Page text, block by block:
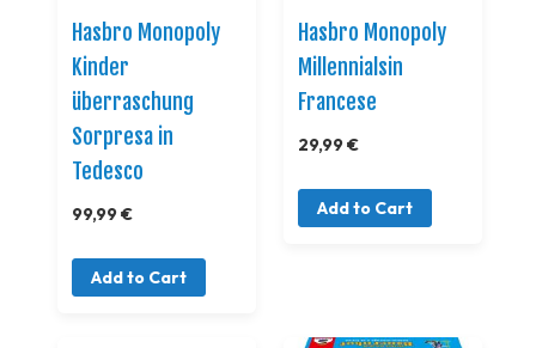
Hasbro Monopoly
Kinder
überraschung
Sorpresa in
Tedesco
99,99 €
Add to Cart
Hasbro Monopoly
Millennialsin
Francese
29,99 €
Add to Cart